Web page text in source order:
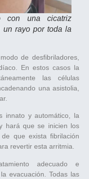
con una cicatriz
un rayo por toda la
de desfibriladores,
En estos casos la
las células
una asistolia,
innato y automático, la
hará que se inicien los
que exista fibrilación
revertir esta arritmia.
adecuado e
evacuación. Todas las